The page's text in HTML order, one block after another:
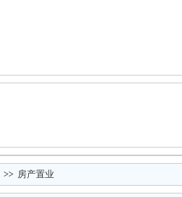
>> 房产置业